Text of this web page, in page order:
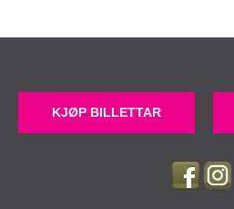
KJØP BILLETTAR